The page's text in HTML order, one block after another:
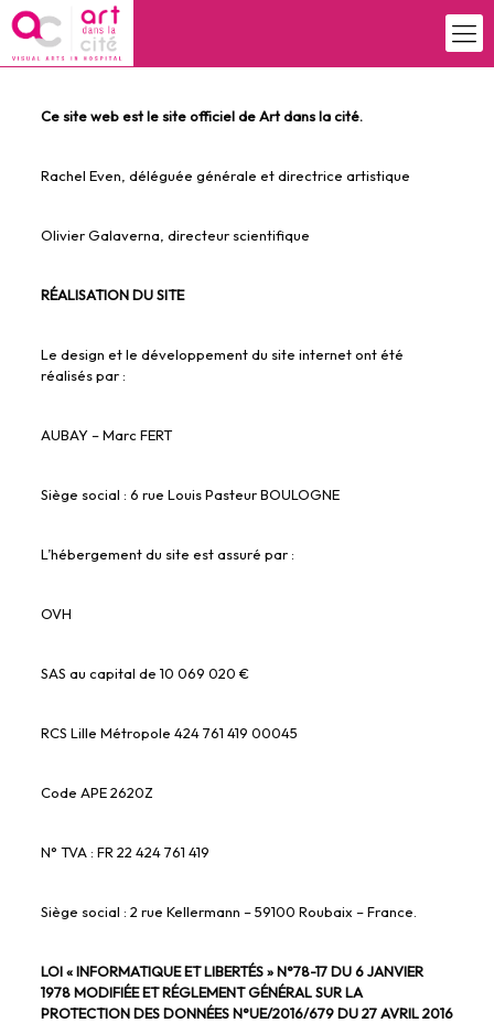
Ce site web est le site officiel de Art dans la cité.
Rachel Even, déléguée générale et directrice artistique
Olivier Galaverna, directeur scientifique
RÉALISATION DU SITE
Le design et le développement du site internet ont été
réalisés par :
AUBAY – Marc FERT
Siège social : 6 rue Louis Pasteur BOULOGNE
L’hébergement du site est assuré par :
OVH
SAS au capital de 10 069 020 €
RCS Lille Métropole 424 761 419 00045
Code APE 2620Z
N° TVA : FR 22 424 761 419
Siège social : 2 rue Kellermann – 59100 Roubaix – France.
LOI « INFORMATIQUE ET LIBERTÉS » N°78-17 DU 6 JANVIER
1978 MODIFIÉE ET RÉGLEMENT GÉNÉRAL SUR LA
PROTECTION DES DONNÉES N°UE/2016/679 DU 27 AVRIL 2016